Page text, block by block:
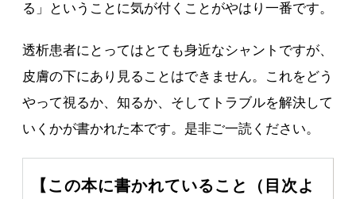
る」ということに気が付くことがやはり一番です。
透析患者にとってはとても身近なシャントですが、
皮膚の下にあり見ることはできません。これをどう
やって視るか、知るか、そしてトラブルを解決して
いくかが書かれた本です。是非ご一読ください。
【この本に書かれていること（目次よ